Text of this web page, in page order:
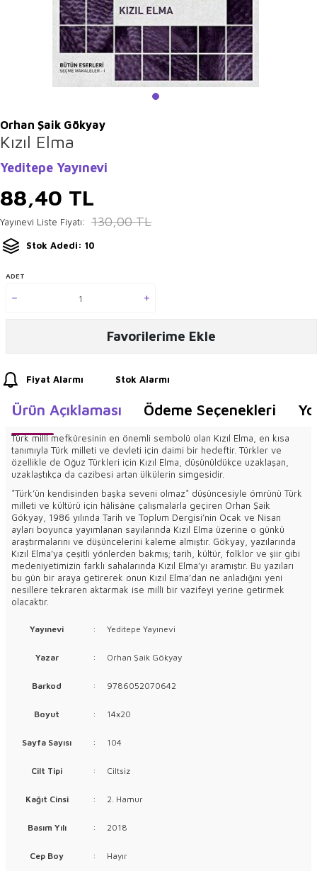
Orhan Şaik Gökyay
Kızıl Elma
Yeditepe Yayınevi
88,40 TL
Yayınevi Liste Fiyatı: 130,00TL
Stok Adedi: 10
ADET
Favorilerime Ekle
Fiyat Alarmı Stok Alarmı
Ürün Açıklaması Ödeme Seçenekleri
Türk millî mefkûresinin en önemli sembolü olan Kızıl Elma, en kısa
tanımıyla Türk milleti ve devleti için daimi bir hedeftir. Türkler ve
özellikle de Oğuz Türkleri için Kızıl Elma, düşünüldükçe uzaklaşan,
uzaklaştıkça da cazibesi artan ülkülerin simgesidir.
*Türk’ün kendisinden başka seveni olmaz* düşüncesiyle ömrünü Türk
milleti ve kültürü için hâlisâne çalışmalarla geçiren Orhan Şaik
Gökyay, 1986 yılında Tarih ve Toplum Dergisi’nin Ocak ve Nisan
ayları boyunca yayımlanan sayılarında Kızıl Elma üzerine o günkü
araştırmalarını ve düşüncelerini kaleme almıştır. Gökyay, yazılarında
Kızıl Elma’ya çeşitli yönlerden bakmış; tarih, kültür, folklor ve şiir gibi
medeniyetimizin farklı sahalarında Kızıl Elma’yı aramıştır. Bu yazıları
bu gün bir araya getirerek onun Kızıl Elma’dan ne anladığını yeni
nesillere tekraren aktarmak ise millî bir vazifeyi yerine getirmek
olacaktır.
Yayınevi : Yeditepe Yayınevi
Yazar : Orhan Şaik Gökyay
Barkod : 9786052070642
Boyut : 14x20
Sayfa Sayısı : 104
Cilt Tipi : Ciltsiz
Kağıt Cinsi : 2. Hamur
Basım Yılı : 2018
Cep Boy : Hayır